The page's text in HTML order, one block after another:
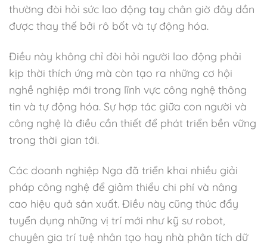
thường đòi hỏi sức lao động tay chân giờ đây dần
được thay thế bởi rô bốt và tự động hóa.
Điều này không chỉ đòi hỏi người lao động phải
kịp thời thích ứng mà còn tạo ra những cơ hội
nghề nghiệp mới trong lĩnh vực công nghệ thông
tin và tự động hóa. Sự hợp tác giữa con người và
công nghệ là điều cần thiết để phát triển bền vững
trong thời gian tới.
Các doanh nghiệp Nga đã triển khai nhiều giải
pháp công nghệ để giảm thiểu chi phí và nâng
cao hiệu quả sản xuất. Điều này cũng thúc đẩy
tuyển dụng những vị trí mới như kỹ sư robot,
chuyên gia trí tuệ nhân tạo hay nhà phân tích dữ